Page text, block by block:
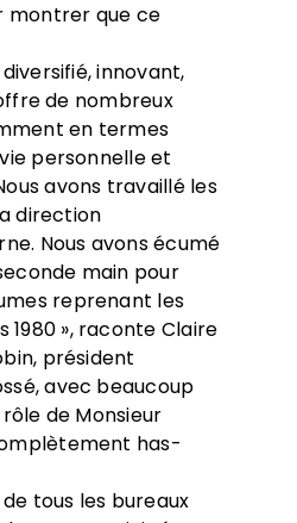
montrer que ce
innovant,
de nombreux
en termes
personnelle et
avons travaillé les
direction
Nous avons écumé
main pour
reprenant les
1980 », raconte Claire
président
avec beaucoup
de Monsieur
has-
de tous les bureaux